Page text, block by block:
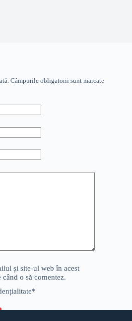
Câmpurile obligatorii sunt marcate
și site-ul web în acest
o să comentez.
*